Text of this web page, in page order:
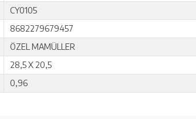
CY0105
8682279679457
ÖZEL MAMÜLLER
28,5 X 20,5
0,96